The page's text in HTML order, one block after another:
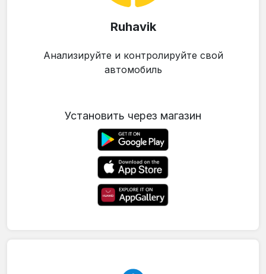
Ruhavik
Анализируйте и контролируйте свой
автомобиль
Установить через магазин